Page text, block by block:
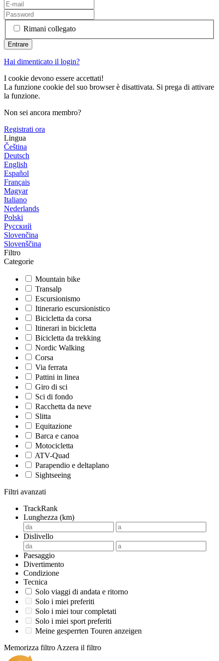
Rimani collegato
Hai dimenticato il login?
I cookie devono essere accettati!
La funzione cookie del suo browser è disattivata. Si prega di attivare
la funzione.
Non sei ancora membro?
Registrati ora
Lingua
Čeština
Deutsch
English
Español
Français
Magyar
Italiano
Nederlands
Polski
Русский
Slovenčina
Slovenščina
Filtro
Categorie
Mountain bike
Transalp
Escursionismo
Itinerario escursionistico
Bicicletta da corsa
Itinerari in bicicletta
Bicicletta da trekking
Nordic Walking
Corsa
Via ferrata
Pattini in linea
Giro di sci
Sci di fondo
Racchetta da neve
Slitta
Equitazione
Barca e canoa
Motocicletta
ATV-Quad
Parapendio e deltaplano
Sightseeing
Filtri avanzati
TrackRank
Lunghezza (km)
Dislivello
Paesaggio
Divertimento
Condizione
Tecnica
Solo viaggi di andata e ritorno
Solo i miei preferiti
Solo i miei tour completati
Solo i miei sport preferiti
Meine gesperrten Touren anzeigen
Memorizza filtro Azzera il filtro